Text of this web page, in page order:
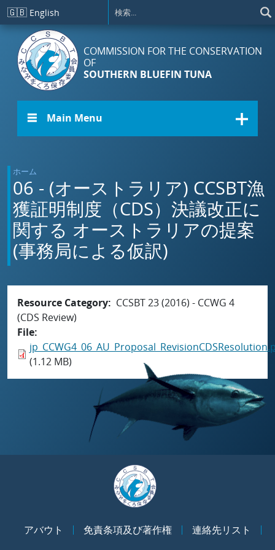
メインコンテンツに移動
🇬🇧 English
COMMISSION FOR THE CONSERVATION
OF
SOUTHERN BLUEFIN TUNA
☰ Main Menu
ホーム
06 - (オーストラリア) CCSBT漁
獲証明制度（CDS）決議改正に
関する オーストラリアの提案
(事務局による仮訳)
Resource Category
CCSBT 23 (2016) - CCWG 4
(CDS Review)
File
(1.12 MB)
アバウト 免責条項及び著作権
連絡先リスト